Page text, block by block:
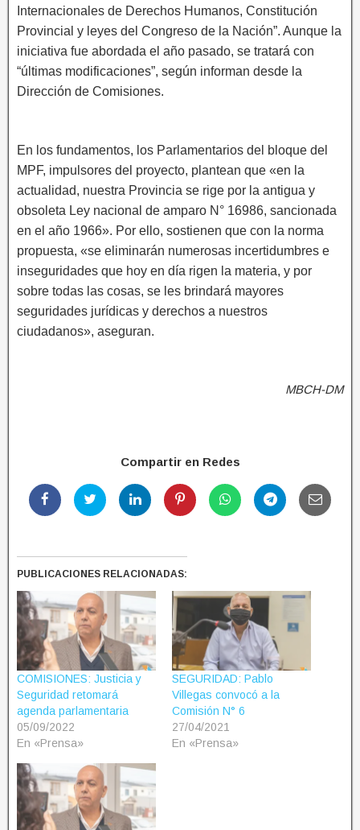
Internacionales de Derechos Humanos, Constitución
Provincial y leyes del Congreso de la Nación”. Aunque la
iniciativa fue abordada el año pasado, se tratará con
“últimas modificaciones”, según informan desde la
Dirección de Comisiones.
En los fundamentos, los Parlamentarios del bloque del
MPF, impulsores del proyecto, plantean que «en la
actualidad, nuestra Provincia se rige por la antigua y
obsoleta Ley nacional de amparo N° 16986, sancionada
en el año 1966». Por ello, sostienen que con la norma
propuesta, «se eliminarán numerosas incertidumbres e
inseguridades que hoy en día rigen la materia, y por
sobre todas las cosas, se les brindará mayores
seguridades jurídicas y derechos a nuestros
ciudadanos», aseguran.
MBCH-DM
Compartir en Redes
PUBLICACIONES RELACIONADAS:
COMISIONES: Justicia y
Seguridad retomará
agenda parlamentaria
05/09/2022
En «Prensa»
SEGURIDAD: Pablo
Villegas convocó a la
Comisión N° 6
27/04/2021
En «Prensa»